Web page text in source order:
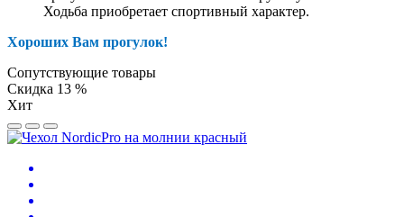
Ходьба приобретает спортивный характер.
Хороших Вам прогулок!
Сопутствующие товары
Скидка 13 %
Хит